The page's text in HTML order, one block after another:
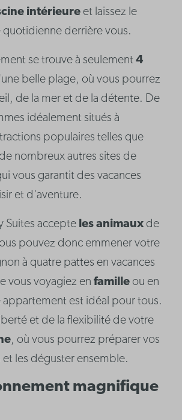
intérieure et laissez le
quotidienne derrière vous.
se trouve à seulement4
belle plage, où vous pourrez
de la mer et de la détente. De
idéalement situés à
populaires telles que
nombreux autres sites de
vous garantit des vacances
et d'aventure.
Suites accepte les animauxde
pouvez donc emmener votre
à quatre pattes en vacances
vous voyagiez enfamille ou en
appartement est idéal pour tous.
et de la flexibilité de votre
, où vous pourrez préparer vos
et les déguster ensemble.
magnifique